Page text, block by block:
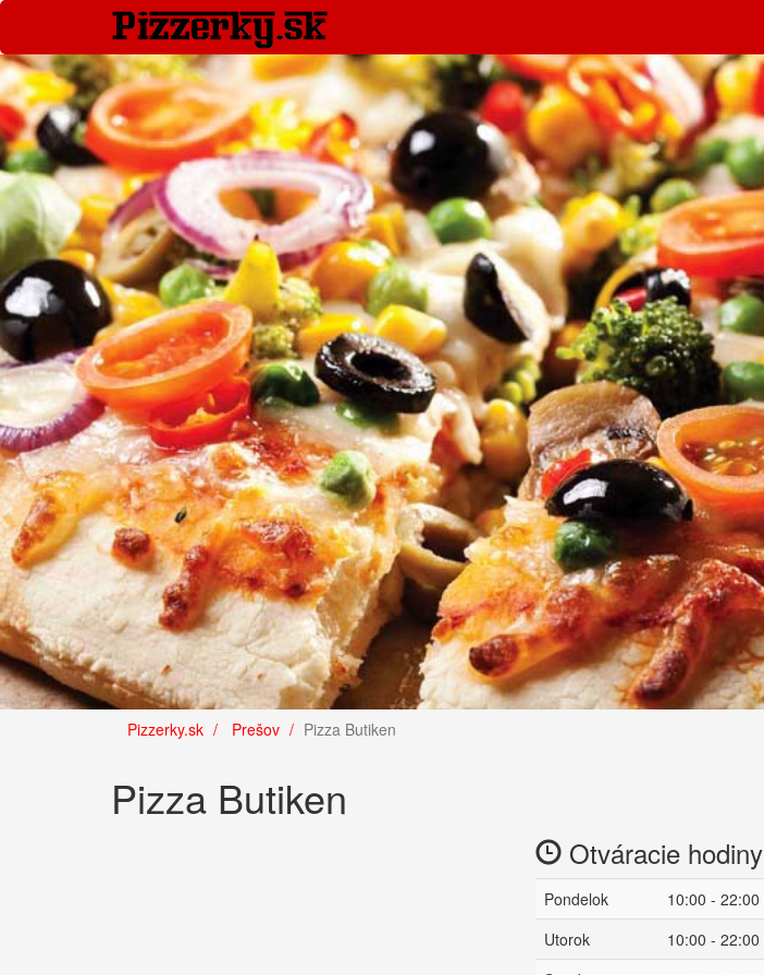
Pizzerky.sk Prešov Pizza Butiken
Pizza Butiken
Otváracie hodiny
Pondelok
10:00 - 22:00
Utorok
10:00 - 22:00